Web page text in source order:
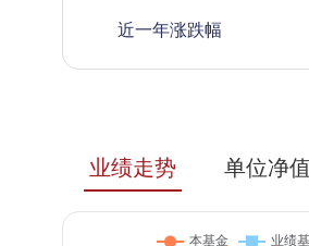
近一年涨跌幅
业绩走势 单位净